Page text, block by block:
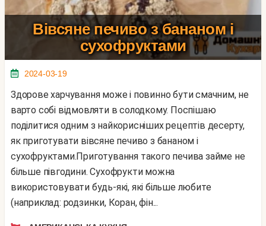
Вівсяне печиво з бананом і
сухофруктами
2024-03-19
Здорове харчування може і повинно бути смачним, не
варто собі відмовляти в солодкому. Поспішаю
поділитися одним з найкорисніших рецептів десерту,
як приготувати вівсяне печиво з бананом і
сухофруктами.Приготування такого печива займе не
більше півгодини. Сухофрукти можна
використовувати будь-які, які більше любите
(наприклад: родзинки, Коран, фін...